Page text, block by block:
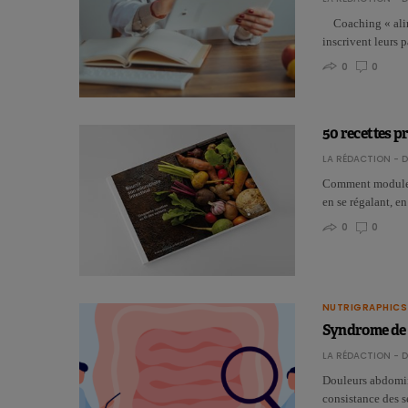
Coaching «
inscrivent leurs
0
0
50 recettes
LA RÉDACTION -
Comment
en se régalant,
0
0
NUTRIGRAPHICS
Syndrome de
LA RÉDACTION -
Douleurs
consistance des